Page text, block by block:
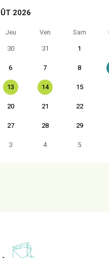
2026
Jeu Ven Sam
30 31 1
6 7 8
13 14 15
20 21 22
27 28 29
3 4 5